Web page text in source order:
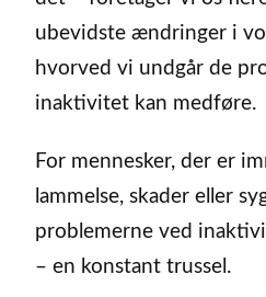
ubevidste ændringer i
hvorved vi undgår de
inaktivitet kan medføre.
For mennesker, der er
lammelse, skader eller
problemerne ved
– en konstant trussel.